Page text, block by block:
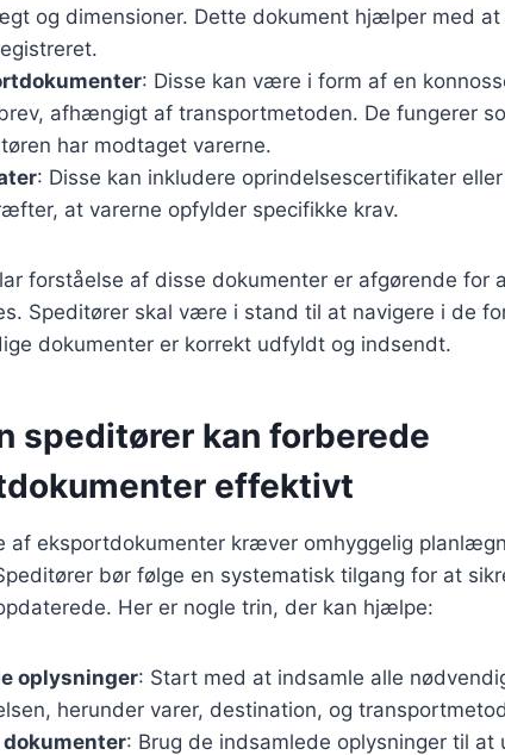
og dimensioner. Dette dokument hjælper med at
: Disse kan være i form af en
afhængigt af transportmetoden. De fungerer
har modtaget varerne.
: Disse kan inkludere oprindelsescertifikater
at varerne opfylder specifikke krav.
forståelse af disse dokumenter er afgørende for
Speditører skal være i stand til at navigere i de
dokumenter er korrekt udfyldt og indsendt.
speditører kan forberede
effektivt
af eksportdokumenter kræver omhyggelig
bør følge en systematisk tilgang for at
Her er nogle trin, der kan hjælpe:
oplysninger: Start med at indsamle alle
herunder varer, destination, og
: Brug de indsamlede oplysninger til at